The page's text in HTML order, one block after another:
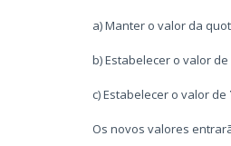
a) Manter o valor da
b) Estabelecer o valor de
c) Estabelecer o valor de
Os novos valores